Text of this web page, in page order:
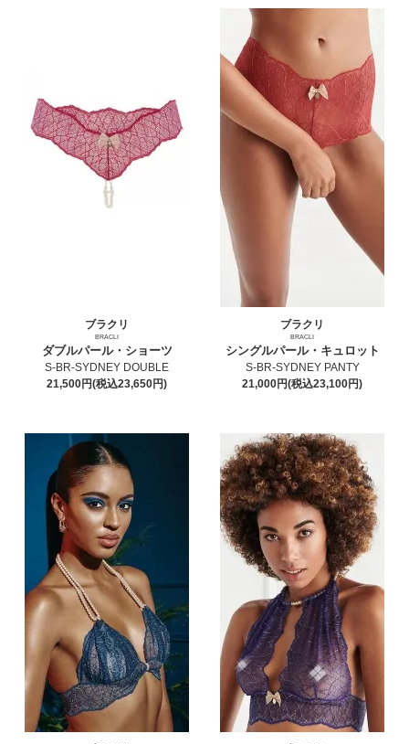
ブラクリ
BRACLI
ダブルパール・ショーツ
S-BR-SYDNEY DOUBLE
21,500円(税込23,650円)
ブラクリ
BRACLI
シングルパール・キュロット
S-BR-SYDNEY PANTY
21,000円(税込23,100円)